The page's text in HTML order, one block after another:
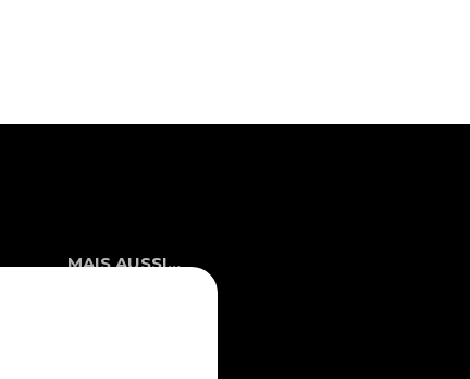
MAIS AUSSI...